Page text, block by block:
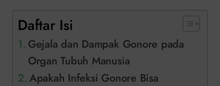
Daftar Isi
Gejala dan Dampak Gonore pada
Organ Tubuh Manusia
Apakah Infeksi Gonore Bisa